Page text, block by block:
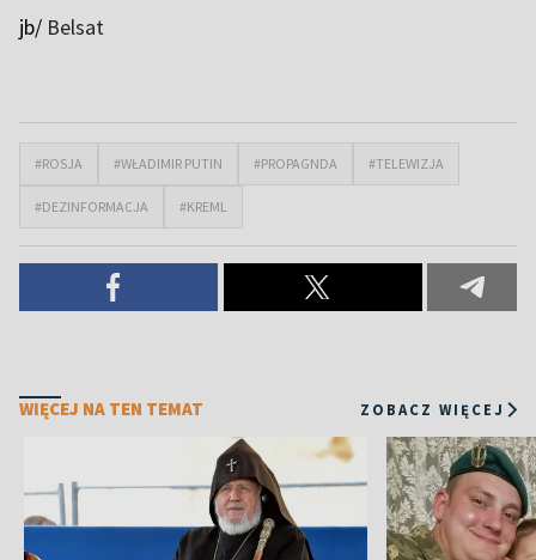
jb/ Belsat
#ROSJA #WŁADIMIR PUTIN #PROPAGNDA #TELEWIZJA
#DEZINFORMACJA #KREML
WIĘCEJ NA TEN TEMAT ZOBACZ WIĘCEJ